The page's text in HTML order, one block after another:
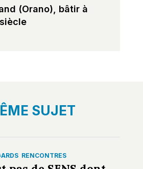
(Orano), bâtir à
SUJET
RENCONTRES